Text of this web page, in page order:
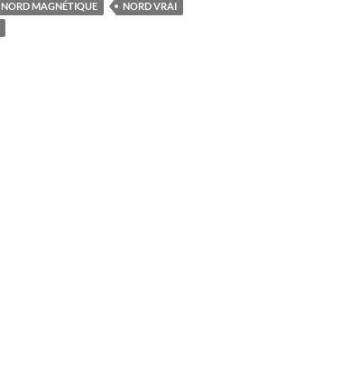
NORD MAGNÉTIQUE
NORD VRAI